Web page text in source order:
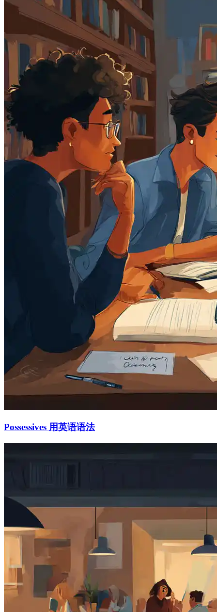
Possessives 用英语语法